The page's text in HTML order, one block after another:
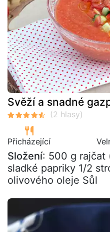
Svěží a snadné
Přicházející
Složení: 500 g rajčat
sladké papriky 1/2
olivového oleje Sůl